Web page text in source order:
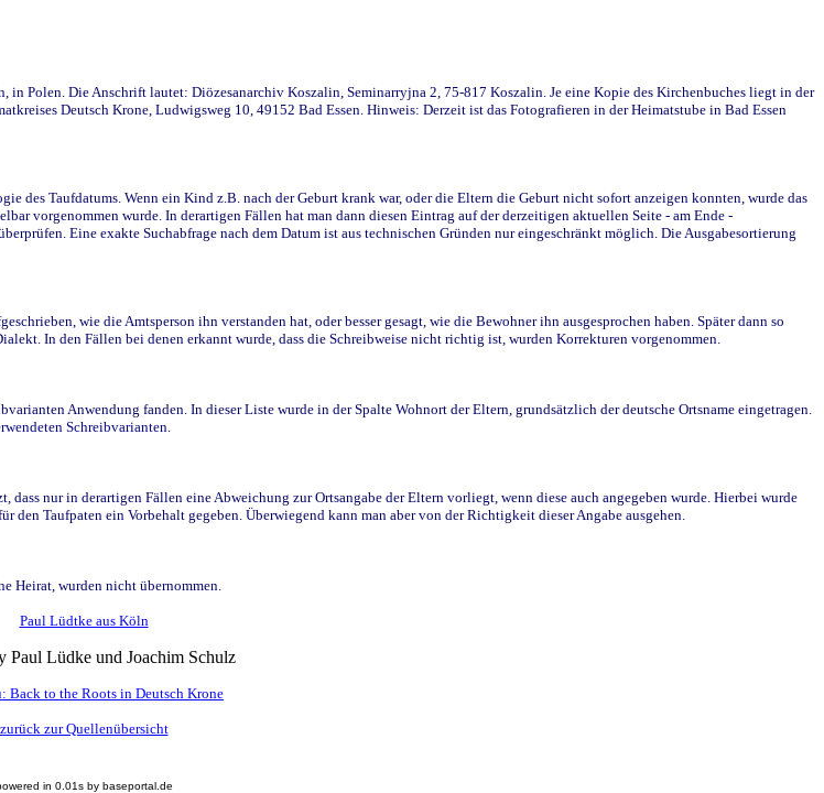
Polen. Die Anschrift lautet: Diözesanarchiv Koszalin, Seminarryjna 2, 75-817 Koszalin. Je eine Kopie des Kirchenbuches liegt in der
Deutsch Krone, Ludwigsweg 10, 49152 Bad Essen. Hinweis: Derzeit ist das Fotografieren in der Heimatstube in Bad Essen
des Taufdatums. Wenn ein Kind z.B. nach der Geburt krank war, oder die Eltern die Geburt nicht sofort anzeigen konnten, wurde das
vorgenommen wurde. In derartigen Fällen hat man dann diesen Eintrag auf der derzeitigen aktuellen Seite - am Ende -
Eine exakte Suchabfrage nach dem Datum ist aus technischen Gründen nur eingeschränkt möglich. Die Ausgabesortierung
wie die Amtsperson ihn verstanden hat, oder besser gesagt, wie die Bewohner ihn ausgesprochen haben. Später dann so
In den Fällen bei denen erkannt wurde, dass die Schreibweise nicht richtig ist, wurden Korrekturen vorgenommen.
Anwendung fanden. In dieser Liste wurde in der Spalte Wohnort der Eltern, grundsätzlich der deutsche Ortsname eingetragen.
Schreibvarianten.
nur in derartigen Fällen eine Abweichung zur Ortsangabe der Eltern vorliegt, wenn diese auch angegeben wurde. Hierbei wurde
Taufpaten ein Vorbehalt gegeben. Überwiegend kann man aber von der Richtigkeit dieser Angabe ausgehen.
Heirat, wurden nicht übernommen.
Paul Lüdtke aus Köln
Paul Lüdke und Joachim Schulz
Back to the Roots in Deutsch Krone
zurück zur Quellenübersicht
in 0.01s by baseportal.de